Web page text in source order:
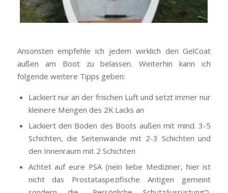
Ansonsten empfehle ich jedem wirklich den GelCoat
außen am Boot zu belassen. Weiterhin kann ich
folgende weitere Tipps geben:
Lackiert nur an der frischen Luft und setzt immer nur
kleinere Mengen des 2K Lacks an
Lackiert den Boden des Boots außen mit mind. 3-5
Schichten, die Seitenwände mit 2-3 Schichten und
den Innenraum mit 2 Schichten
Achtet auf eure PSA (nein liebe Mediziner, hier ist
nicht das Prostataspezifische Antigen gemeint